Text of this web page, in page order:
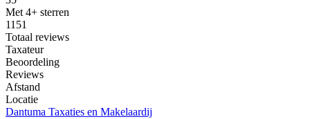
Met 4+ sterren
1151
Totaal reviews
Taxateur
Beoordeling
Reviews
Afstand
Locatie
Dantuma Taxaties en Makelaardij